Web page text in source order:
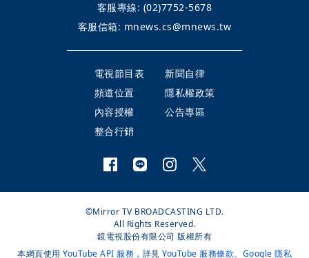
客服專線: (02)7752-5678
客服信箱: mnews.cs@mnews.tw
電視節目表
新聞自律
頻道位置
隱私權政策
內容授權
公告專區
整合行銷
©Mirror TV BROADCASTING LTD.
All Rights Reserved.
鏡電視股份有限公司 版權所有
本網頁使用 YouTube API 服務 ，詳見 YouTube 服務條款、 Google 隱私